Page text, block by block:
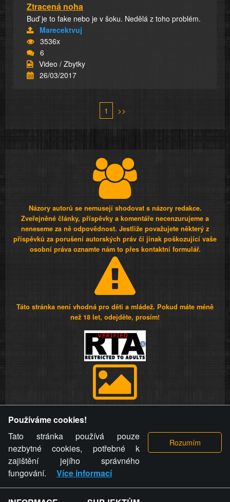
Ztracená noha
Buď je to fake nebo je v šoku. Nedělá z toho problém.
Marecektvuj
3536x
6
Video / Zbytky
26/03/2017
1 >>
Názory autorů se nemusejí shodovat s názory redakce.
Zveřejněné články, příspěvky a komentáře necenzurujeme a
neneseme za ně odpovědnost. Jestliže považujete některý z
příspěvků za porušení autorských práv či jinak poškozující vaše
osobní práva oznamte nám to přes kontaktní formulář.
Táto stránka není vhodná pro děti a mládež. Pokud máte méně
než 18 let, odejděte, prosím!
videa a komentáře. Osoba, které se toto opatření provozovatele
stránky týče, ani osoba, která umístila fotografii nebo video na
stránku, nemůže z důvodu odstranění fotografie, videa nebo
komentáře pro výše uvedenou okolnost uplatnit vůči
provozovateli stránky žádný nárok na náhradu škody nebo
nemajetkové újmy.
Používáme cookies!
Tato stránka používá pouze
nezbytné cookies, potřebné k
zajištění jejího správného
fungování.
Více informací